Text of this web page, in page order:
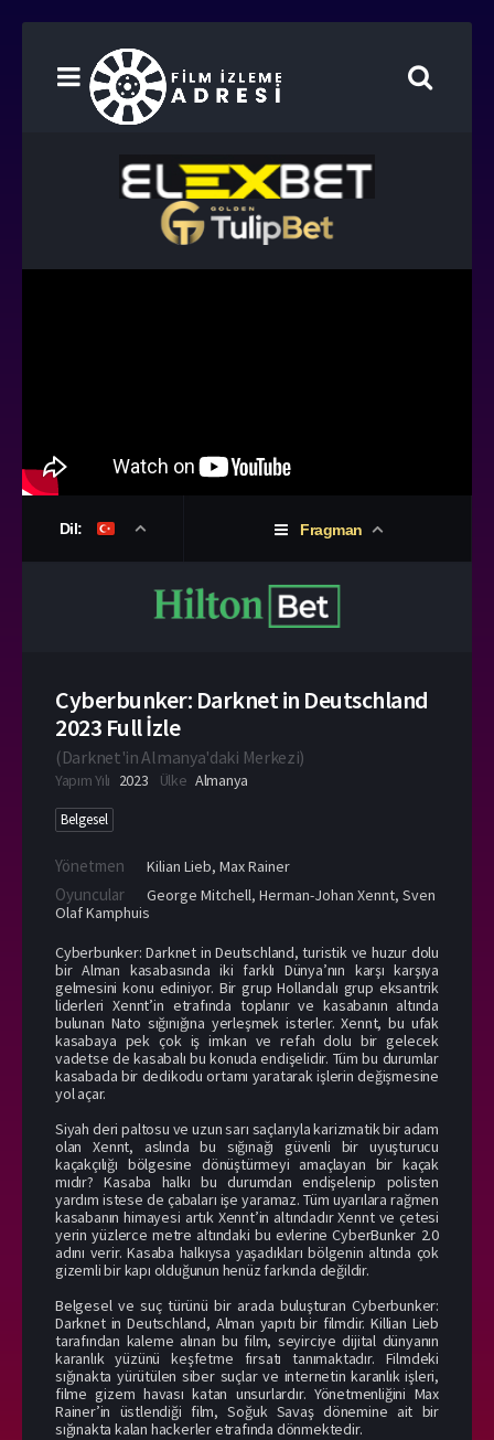
Dil: Fragman
Cyberbunker: Darknet in Deutschland
2023 Full İzle
(Darknet'in Almanya'daki Merkezi)
Yapım Yılı 2023 Ülke Almanya
Belgesel
Yönetmen Kilian Lieb, Max Rainer
Oyuncular George Mitchell, Herman-Johan Xennt, Sven
Olaf Kamphuis
Cyberbunker: Darknet in Deutschland, turistik ve huzur dolu
bir Alman kasabasında iki farklı Dünya’nın karşı karşıya
gelmesini konu ediniyor. Bir grup Hollandalı grup eksantrik
liderleri Xennt’in etrafında toplanır ve kasabanın altında
bulunan Nato sığınığına yerleşmek isterler. Xennt, bu ufak
kasabaya pek çok iş imkan ve refah dolu bir gelecek
vadetse de kasabalı bu konuda endişelidir. Tüm bu durumlar
kasabada bir dedikodu ortamı yaratarak işlerin değişmesine
yol açar.
Siyah deri paltosu ve uzun sarı saçlarıyla karizmatik bir adam
olan Xennt, aslında bu sığınağı güvenli bir uyuşturucu
kaçakçılığı bölgesine dönüştürmeyi amaçlayan bir kaçak
mıdır? Kasaba halkı bu durumdan endişelenip polisten
yardım istese de çabaları işe yaramaz. Tüm uyarılara rağmen
kasabanın himayesi artık Xennt’in altındadır Xennt ve çetesi
yerin yüzlerce metre altındaki bu evlerine CyberBunker 2.0
adını verir. Kasaba halkıysa yaşadıkları bölgenin altında çok
gizemli bir kapı olduğunun henüz farkında değildir.
Belgesel ve suç türünü bir arada buluşturan Cyberbunker:
Darknet in Deutschland, Alman yapıtı bir filmdir. Killian Lieb
tarafından kaleme alınan bu film, seyirciye dijital dünyanın
karanlık yüzünü keşfetme fırsatı tanımaktadır. Filmdeki
sığınakta yürütülen siber suçlar ve internetin karanlık işleri,
filme gizem havası katan unsurlardır. Yönetmenliğini Max
Rainer’in üstlendiği film, Soğuk Savaş dönemine ait bir
sığınakta kalan hackerler etrafında dönmektedir.